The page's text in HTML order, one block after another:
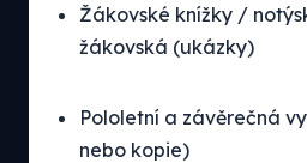
Žákovské knížky /
žákovská (ukázky)
Pololetní a závěrečná
nebo kopie)